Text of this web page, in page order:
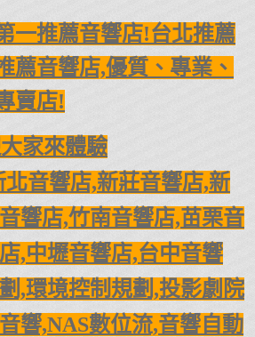
一推薦音響店!台北推薦
薦音響店,優質、專業、
賣店!
家來體驗
北音響店,新莊音響店,新
響店,竹南音響店,苗栗音
,中壢音響店,台中音響
,環境控制規劃,投影劇院
響,NAS數位流,音響自動